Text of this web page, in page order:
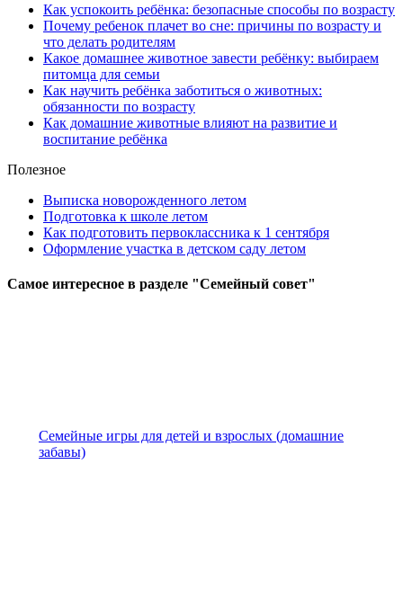
Как успокоить ребёнка: безопасные способы по возрасту
Почему ребенок плачет во сне: причины по возрасту и
что делать родителям
Какое домашнее животное завести ребёнку: выбираем
питомца для семьи
Как научить ребёнка заботиться о животных:
обязанности по возрасту
Как домашние животные влияют на развитие и
воспитание ребёнка
Полезное
Выписка новорожденного летом
Подготовка к школе летом
Как подготовить первоклассника к 1 сентября
Оформление участка в детском саду летом
Самое интересное в разделе "Семейный совет"
Семейные игры для детей и взрослых (домашние
забавы)